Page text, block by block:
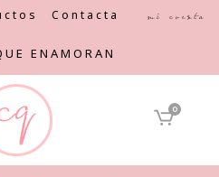
Contacta Mi cuenta
ENAMORAN
0